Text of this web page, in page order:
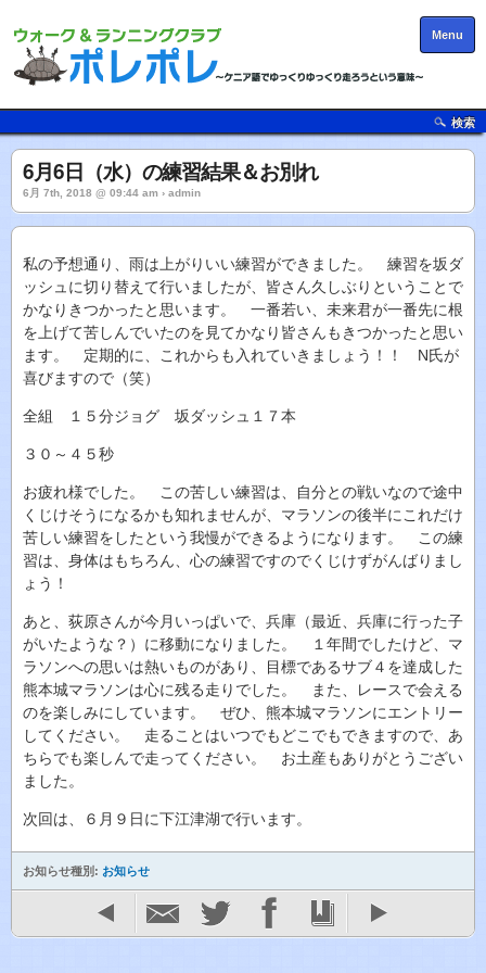
Menu
検索
6月6日（水）の練習結果＆お別れ
6月 7th, 2018 @ 09:44 am › admin
私の予想通り、雨は上がりいい練習ができました。 練習を坂ダ
ッシュに切り替えて行いましたが、皆さん久しぶりということで
かなりきつかったと思います。 一番若い、未来君が一番先に根
を上げて苦しんでいたのを見てかなり皆さんもきつかったと思い
ます。 定期的に、これからも入れていきましょう！！ N氏が
喜びますので（笑）
全組 １５分ジョグ 坂ダッシュ１７本
３０～４５秒
お疲れ様でした。 この苦しい練習は、自分との戦いなので途中
くじけそうになるかも知れませんが、マラソンの後半にこれだけ
苦しい練習をしたという我慢ができるようになります。 この練
習は、身体はもちろん、心の練習ですのでくじけずがんばりまし
ょう！
あと、荻原さんが今月いっぱいで、兵庫（最近、兵庫に行った子
がいたような？）に移動になりました。 １年間でしたけど、マ
ラソンへの思いは熱いものがあり、目標であるサブ４を達成した
熊本城マラソンは心に残る走りでした。 また、レースで会える
のを楽しみにしています。 ぜひ、熊本城マラソンにエントリー
してください。 走ることはいつでもどこでもできますので、あ
ちらでも楽しんで走ってください。 お土産もありがとうござい
ました。
次回は、６月９日に下江津湖で行います。
お知らせ種別: お知らせ